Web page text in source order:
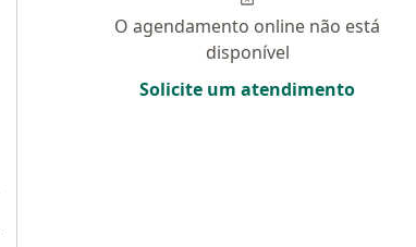
O agendamento online não está
disponível
Solicite um atendimento